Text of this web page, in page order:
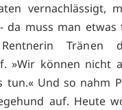
vernachlässigt,
da muss man etwas
Tränen
»Wir können nicht
tun.« Und so nahm
auf. Heute